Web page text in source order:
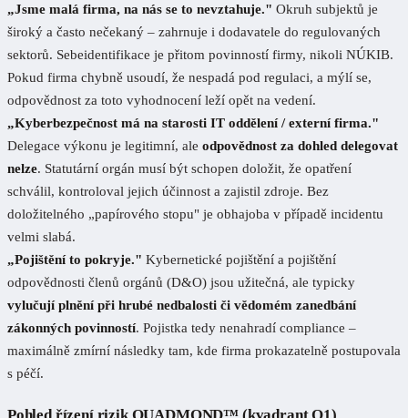
„Jsme malá firma, na nás se to nevztahuje." Okruh subjektů je
široký a často nečekaný – zahrnuje i dodavatele do regulovaných
sektorů. Sebeidentifikace je přitom povinností firmy, nikoli NÚKIB.
Pokud firma chybně usoudí, že nespadá pod regulaci, a mýlí se,
odpovědnost za toto vyhodnocení leží opět na vedení.
„Kyberbezpečnost má na starosti IT oddělení / externí firma."
Delegace výkonu je legitimní, ale odpovědnost za dohled delegovat
nelze. Statutární orgán musí být schopen doložit, že opatření
schválil, kontroloval jejich účinnost a zajistil zdroje. Bez
doložitelného „papírového stopu" je obhajoba v případě incidentu
velmi slabá.
„Pojištění to pokryje." Kybernetické pojištění a pojištění
odpovědnosti členů orgánů (D&O) jsou užitečná, ale typicky
vylučují plnění při hrubé nedbalosti či vědomém zanedbání
zákonných povinností. Pojistka tedy nenahradí compliance –
maximálně zmírní následky tam, kde firma prokazatelně postupovala
s péčí.